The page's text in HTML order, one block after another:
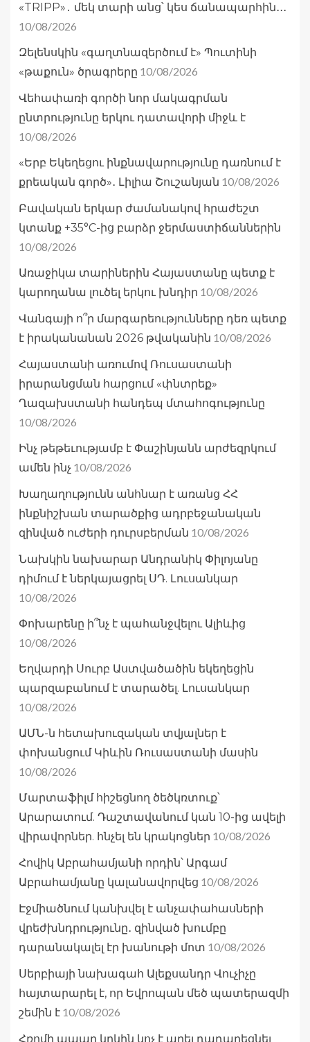
«TRIPP»․ մեկ տարի անց՝ կես ճանապարհին․․․
10/08/2026
Զելենսկին «գաղտնազերծում է» Պուտինի
«թաքուն» ծրագրերը 10/08/2026
Վեհափառի գործի նոր մակագրման
ընտրությունը երկու դատավորի միջև է
10/08/2026
«Երբ Եկեղեցու ինքնավարությունը դառնում է
քրեական գործ»․ Լիլիա Շուշանյան 10/08/2026
Բավական երկար ժամանակով հրաժեշտ
կտանք +35°C-ից բարձր ջերմաստիճաններին
10/08/2026
Առաջիկա տարիներին Հայաստանը պետք է
կարողանա լուծել երկու խնդիր 10/08/2026
Վանգայի ո՞ր մարգարեությունները դեռ պետք
է իրականանան 2026 թվականին 10/08/2026
Հայաստանի առումով Ռուսաստանի
իրարանցման հարցում «փնտրեք»
Ղազախստանի հանդեպ մտահոգությունը
10/08/2026
Ինչ թեթեւությամբ է Փաշինյանն արժեզրկում
ամեն ինչ 10/08/2026
Խաղաղությունն անհնար է առանց ՀՀ
ինքնիշխան տարածքից ադրբեջանական
զինված ուժերի դուրսբերման 10/08/2026
Նախկին նախարար Անդրանիկ Փիլոյանը
դիմում է ներկայացրել ՍԴ. Լուսանկար
10/08/2026
Փոխարենը ի՞նչ է պահանջվելու Ալիևից
10/08/2026
Եղվարդի Սուրբ Աստվածածին եկեղեցին
պարզաբանում է տարածել. Լուսանկար
10/08/2026
ԱՄՆ-ն հետախուզական տվյալներ է
փոխանցում Կիևին Ռուսաստանի մասին
10/08/2026
Մարտաֆիլմ հիշեցնող ծեծկռտուք՝
Արարատում. Դաշտավանում կան 10-ից ավելի
վիրավորներ. հնչել են կրակոցներ 10/08/2026
Հովիկ Աբրահամյանի որդին՝ Արգամ
Աբրահամյանը կալանավորվեց 10/08/2026
Էջմիածնում կանխվել է անչափահասների
վրեժխնդրությունը․ զինված խումբը
դարանակալել էր խանութի մոտ 10/08/2026
Սերբիայի նախագահ Ալեքսանդր Վուչիչը
հայտարարել է, որ Եվրոպան մեծ պատերազմի
շեմին է 10/08/2026
Հռոմի պապը կրկին կոչ է արել դադարեցնել